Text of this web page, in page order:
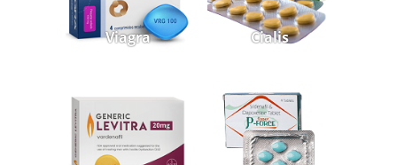
Viagra Cialis